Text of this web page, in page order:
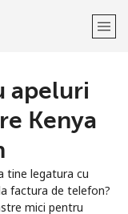
apeluri
Kenya
tine legatura cu
factura de telefon?
mici pentru